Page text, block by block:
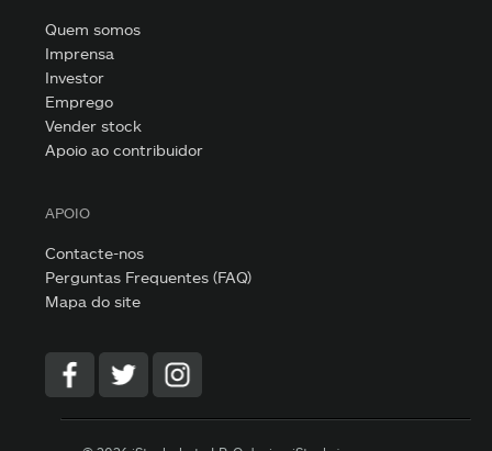
Quem somos
Imprensa
Investor
Emprego
Vender stock
Apoio ao contribuidor
APOIO
Contacte-nos
Perguntas Frequentes (FAQ)
Mapa do site